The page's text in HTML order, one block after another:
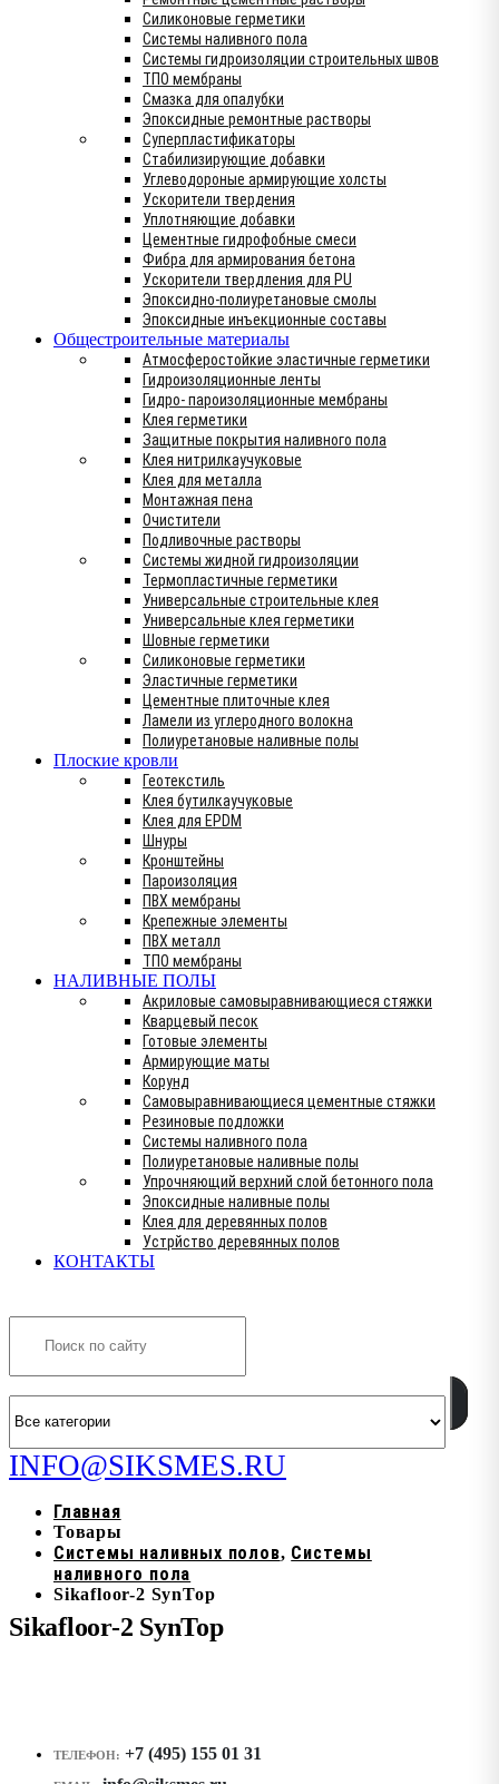
Силиконовые герметики
Системы наливного пола
Системы гидроизоляции строительных швов
ТПО мембраны
Смазка для опалубки
Эпоксидные ремонтные растворы
Суперпластификаторы
Стабилизирующие добавки
Углеводороные армирующие холсты
Ускорители твердения
Уплотняющие добавки
Цементные гидрофобные смеси
Фибра для армирования бетона
Ускорители твердления для PU
Эпоксидно-полиуретановые смолы
Эпоксидные инъекционные составы
Общестроительные материалы
Атмосферостойкие эластичные герметики
Гидроизоляционные ленты
Гидро- пароизоляционные мембраны
Клея герметики
Защитные покрытия наливного пола
Клея нитрилкаучуковые
Клея для металла
Монтажная пена
Очистители
Подливочные растворы
Системы жидной гидроизоляции
Термопластичные герметики
Универсальные строительные клея
Универсальные клея герметики
Шовные герметики
Силиконовые герметики
Эластичные герметики
Цементные плиточные клея
Ламели из углеродного волокна
Полиуретановые наливные полы
Плоские кровли
Геотекстиль
Клея бутилкаучуковые
Клея для EPDM
Шнуры
Кронштейны
Пароизоляция
ПВХ мембраны
Крепежные элементы
ПВХ металл
ТПО мембраны
НАЛИВНЫЕ ПОЛЫ
Акриловые самовыравнивающиеся стяжки
Кварцевый песок
Готовые элементы
Армирующие маты
Корунд
Самовыравнивающиеся цементные стяжки
Резиновые подложки
Системы наливного пола
Полиуретановые наливные полы
Упрочняющий верхний слой бетонного пола
Эпоксидные наливные полы
Клея для деревянных полов
Устрйство деревянных полов
КОНТАКТЫ
INFO@SIKSMES.RU
Главная
Товары
Системы наливных полов, Системы
наливного пола
Sikafloor-2 SynTop
Sikafloor-2 SynTop
ТЕЛЕФОН: +7 (495) 155 01 31